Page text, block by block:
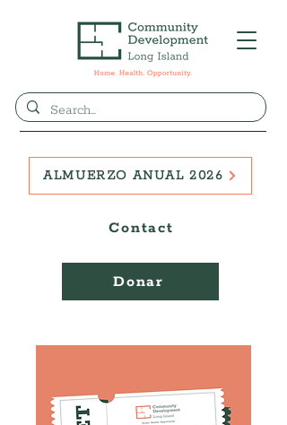
Donar
Contact
ALMUERZO ANUAL 2026